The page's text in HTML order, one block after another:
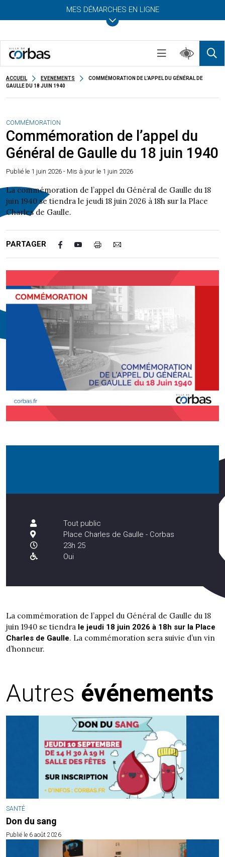
MES DÉMARCHES EN LIGNE
ACCUEIL EVENEMENTS
COMMÉMORATION DE L’APPEL DU GÉNÉRAL DE
GAULLE DU 18 JUIN 1940
COMMÉMORATION
Commémoration de l’appel du
Général de Gaulle du 18 juin 1940
Publié le 1 juin 2026 - Mis à jour le 1 juin 2026
La commémoration de l’appel du Général de Gaulle du 18
juin 1940 se tiendra le jeudi 18 juin 2026 à 18h sur la Place
Charles de Gaulle.
PARTAGER
Tout public
Place Charles de Gaulle - Corbas
23h 25
Oui
La commémoration de l’appel du Général de Gaulle du 18
juin 1940 se tiendra le jeudi 18 juin 2026 à 18h sur la Place
Charles de Gaulle. La commémoration sera suivie d’un vin
d’honneur.
Autres événements
SANTÉ
Don du sang
Publié le 6 août 2026